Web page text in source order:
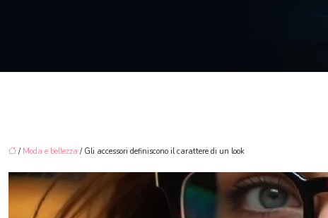
/ Moda e bellezza / Gli accessori definiscono il carattere di un look